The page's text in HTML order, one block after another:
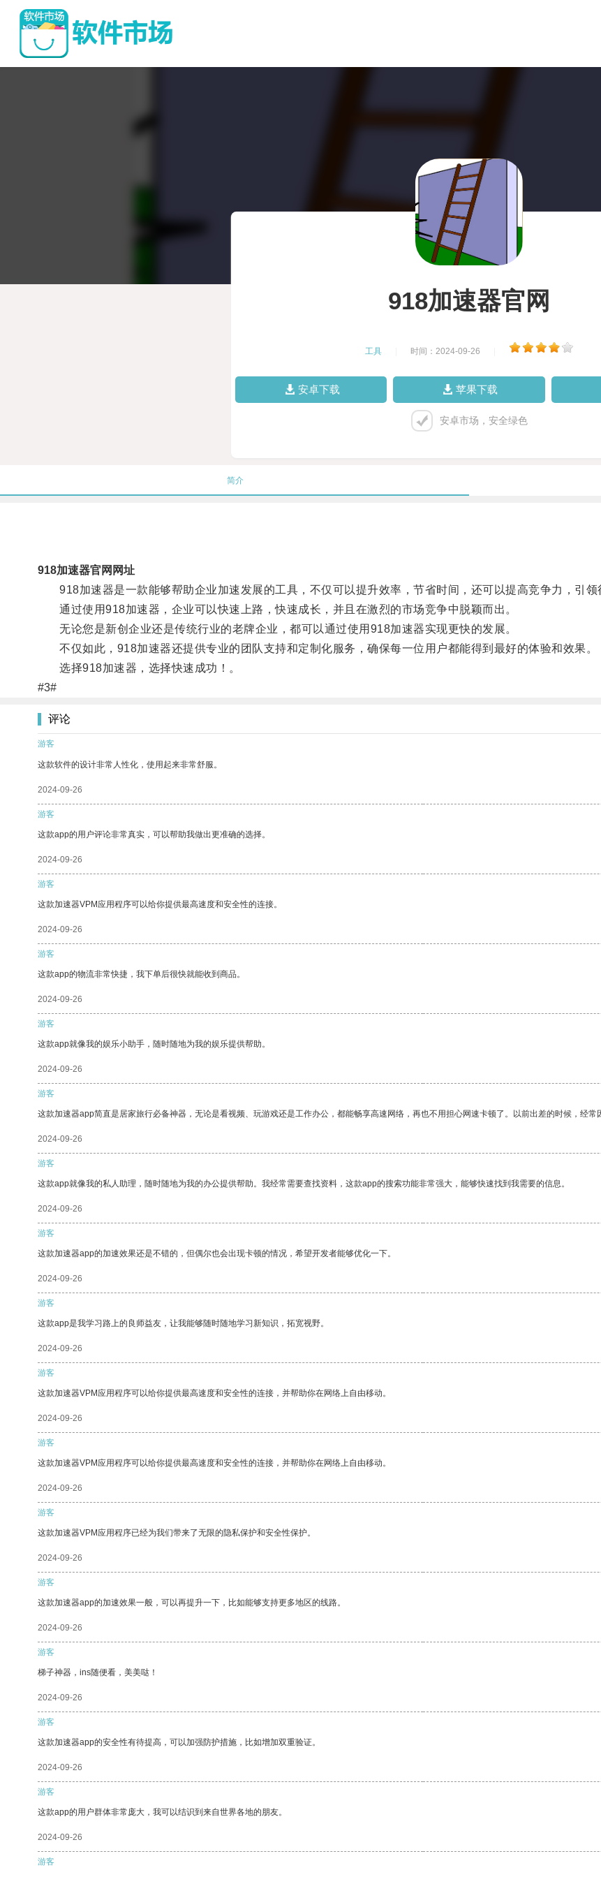
918加速器官网
工具 时间：2024-09-26
安卓下载 苹果下载
安卓市场，安全绿色
简介
918加速器官网网址
918加速器是一款能够帮助企业加速发展的工具，不仅可以提升效率，节省时间，还可以提高竞争力，引领
通过使用918加速器，企业可以快速上路，快速成长，并且在激烈的市场竞争中脱颖而出。
无论您是新创企业还是传统行业的老牌企业，都可以通过使用918加速器实现更快的发展。
不仅如此，918加速器还提供专业的团队支持和定制化服务，确保每一位用户都能得到最好的体验和效果。
选择918加速器，选择快速成功！。
#3#
评论
游客
这款软件的设计非常人性化，使用起来非常舒服。
2024-09-26
游客
这款app的用户评论非常真实，可以帮助我做出更准确的选择。
2024-09-26
游客
这款加速器VPM应用程序可以给你提供最高速度和安全性的连接。
2024-09-26
游客
这款app的物流非常快捷，我下单后很快就能收到商品。
2024-09-26
游客
这款app就像我的娱乐小助手，随时随地为我的娱乐提供帮助。
2024-09-26
游客
这款加速器app简直是居家旅行必备神器，无论是看视频、玩游戏还是工作办公，都能畅享高速网络，再也不用担心网速卡顿了。以前出差的时候，经
2024-09-26
游客
这款app就像我的私人助理，随时随地为我的办公提供帮助。我经常需要查找资料，这款app的搜索功能非常强大，能够快速找到我需要的信息。
2024-09-26
游客
这款加速器app的加速效果还是不错的，但偶尔也会出现卡顿的情况，希望开发者能够优化一下。
2024-09-26
游客
这款app是我学习路上的良师益友，让我能够随时随地学习新知识，拓宽视野。
2024-09-26
游客
这款加速器VPM应用程序可以给你提供最高速度和安全性的连接，并帮助你在网络上自由移动。
2024-09-26
游客
这款加速器VPM应用程序可以给你提供最高速度和安全性的连接，并帮助你在网络上自由移动。
2024-09-26
游客
这款加速器VPM应用程序已经为我们带来了无限的隐私保护和安全性保护。
2024-09-26
游客
这款加速器app的加速效果一般，可以再提升一下，比如能够支持更多地区的线路。
2024-09-26
游客
梯子神器，ins随便看，美美哒！
2024-09-26
游客
这款加速器app的安全性有待提高，可以加强防护措施，比如增加双重验证。
2024-09-26
游客
这款app的用户群体非常庞大，我可以结识到来自世界各地的朋友。
2024-09-26
游客